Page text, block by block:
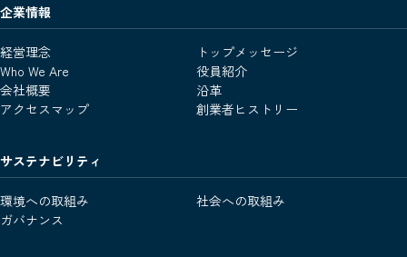
企業情報
経営理念
トップメッセージ
Who We Are
役員紹介
会社概要
沿革
アクセスマップ
創業者ヒストリー
サステナビリティ
環境への取組み
社会への取組み
ガバナンス